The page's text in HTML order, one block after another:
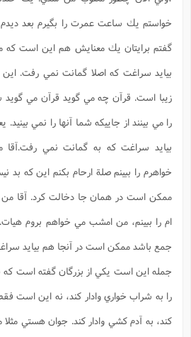
خواستم يك ساعت عمرت را بگيرم بعد
گفتم برايتان يك معنايش هم اين است
بيايد سراغت كه اصلا گمانت نمي رفت.
زيبا است. قرآن چه مي گويد قرآن مي
را مي بينند از جاييكه شما آنها را نمي
بيايد سراغت كه به گمانت نمي
خواهرم را ببينم صلة ارحام بكنم اين كه
ممكن است در همان جا دخالت كرد. آقا
ام را ببينم، من امشب مي خواهم بروم
جمع باشد ممكن است در آنجا هم بيايد
جمله اين است يكي از بزرگان گفته است
را به شراب خواري وادار كند، نه اين است فقط
كند، به آدم كشي وادار كند. جوان هستي